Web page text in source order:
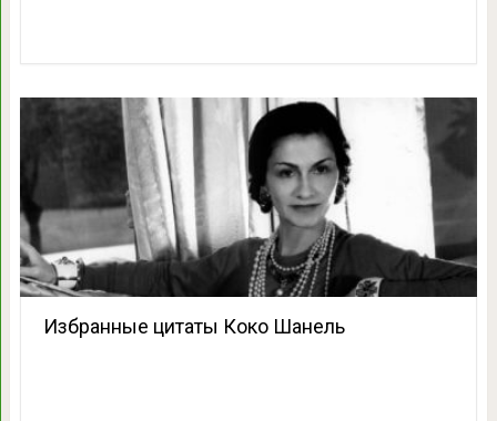
Избранные цитаты Коко Шанель